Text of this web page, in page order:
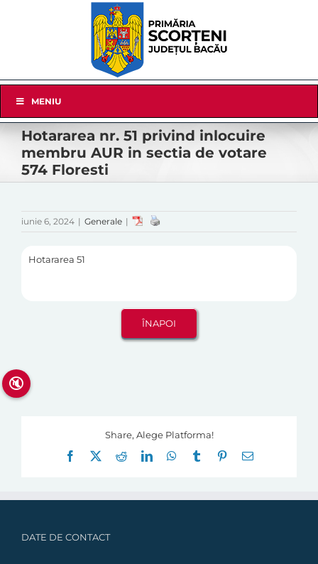
Navigation
MENIU
Hotararea nr. 51 privind inlocuire
membru AUR in sectia de votare
574 Floresti
iunie 6, 2024 | Generale |
Hotararea 51
Share, Alege Platforma!
Facebook
RedditLinkedInWhatsApp
Tumblr Pinterest
E-
DATE DE CONTACT
🔇